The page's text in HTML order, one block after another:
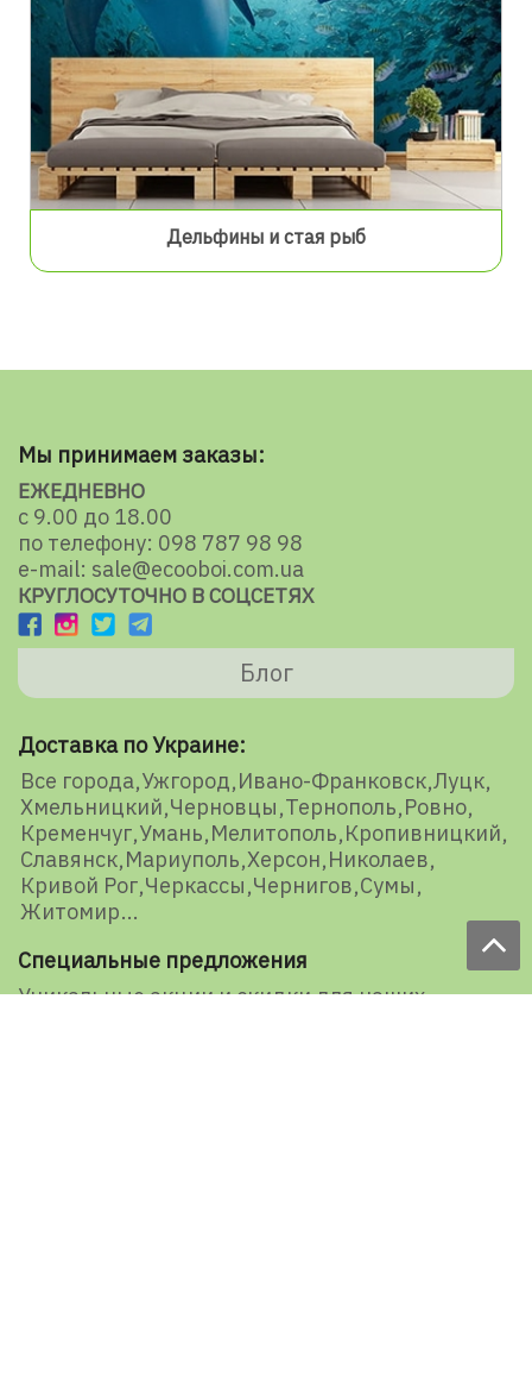
Дельфины и стая рыб
Мы принимаем заказы:
ЕЖЕДНЕВНО
с 9.00 до 18.00
по телефону: 098 787 98 98
e-mail: sale@ecooboi.com.ua
КРУГЛОСУТОЧНО В СОЦСЕТЯХ
Блог
Доставка по Украине:
Все города Ужгород Ивано-Франковск Луцк
Хмельницкий Черновцы Тернополь Ровно
Кременчуг Умань Мелитополь Кропивницкий
Славянск Мариуполь Херсон Николаев
Кривой Рог Черкассы Чернигов Сумы
Житомир
Специальные предложения
Уникальные акции и скидки для наших